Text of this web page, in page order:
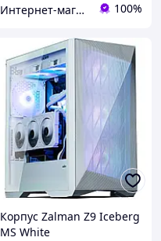
Интернет-магазин "UNISHOP" 100%
Корпус Zalman Z9 Iceberg
MS White